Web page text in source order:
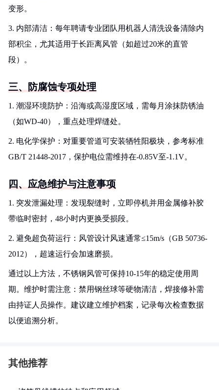
变形。
3. 内部清洁：每年聘请专业团队用机器人清洗设备清除内
部积尘，尤其适用于长距离风管（如超过20米的直管
段）。
三、防腐蚀专项处理
1. 潮湿环境防护：沿海或高湿度区域，需每月涂抹防锈油
（如WD-40），重点处理焊缝处。
2. 电化学保护：对重要管道可安装牺牲阳极块，参考标准
GB/T 21448-2017，保护电位需维持在-0.85V至-1.1V。
四、应急维护与注意事项
1. 突发泄漏处理：发现裂缝时，立即停机并用金属修补胶
带临时密封，48小时内更换受损段。
2. 避免超负荷运行：风管设计风速通常≤15m/s（GB 50736-
2012），超速运行会加速磨损。
通过以上方法，不锈钢风管可保持10-15年的稳定使用周
期。维护时需注意：禁用钢丝球等硬物清洁，焊接修补需
由持证人员操作。建议建立维护档案，记录每次检查数据
以便追溯分析。
其他推荐